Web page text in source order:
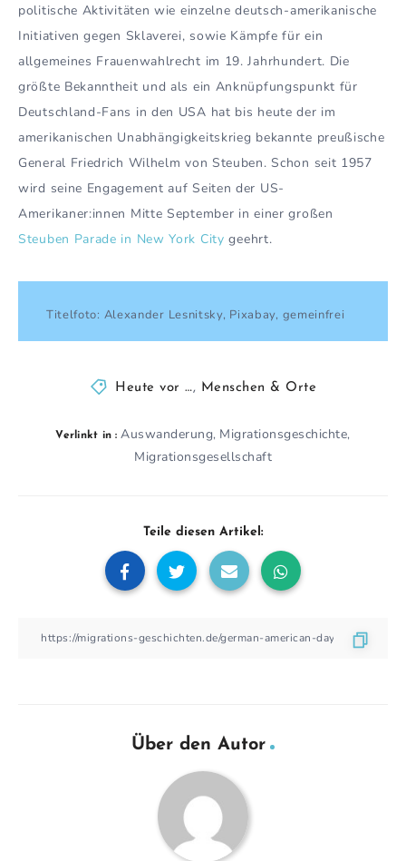
politische Aktivitäten wie einzelne deutsch-amerikanische
Initiativen gegen Sklaverei, sowie Kämpfe für ein
allgemeines Frauenwahlrecht im 19. Jahrhundert. Die
größte Bekanntheit und als ein Anknüpfungspunkt für
Deutschland-Fans in den USA hat bis heute der im
amerikanischen Unabhängigkeitskrieg bekannte preußische
General Friedrich Wilhelm von Steuben. Schon seit 1957
wird seine Engagement auf Seiten der US-
Amerikaner:innen Mitte September in einer großen
Steuben Parade in New York City geehrt.
Titelfoto: Alexander Lesnitsky, Pixabay, gemeinfrei
Heute vor …, Menschen & Orte
Verlinkt in : Auswanderung, Migrationsgeschichte,
Migrationsgesellschaft
Teile diesen Artikel:
Über den Autor